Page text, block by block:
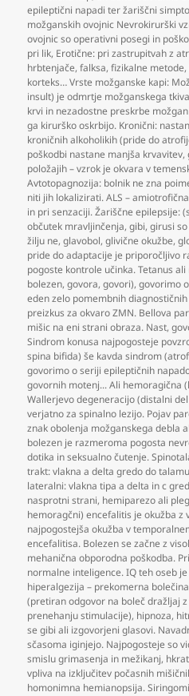
epileptični napadi ter žariščni
možganskih ovojnic Nevrokirurški
ovojnic so operativni posegi in
pri lik, Erotične: pri zastrupitvah z
hrbtenjače,falksa,fizikalne metode,
korteks… Vrste možganske kapi:
insult) je odmrtje možganskega
krvi in nezadostne preskrbe
ga kirurško oskrbijo. Kronični:
kroničnih alkoholikih (pride do
poškodbi nastane manjša krvavitev,
položajih – vzrok je okvara v
Avtotopagnozija: bolnik ne zna
niti jih lokalizirati. ALS –
in pri senzaciji. Žariščne epilepsije:
občutek mravljinčenja,gibi,girusi
žilju ne,glavobol,glivične okužbe,
pride do adaptacije je priporočljivo
pogoste kontrole učinka. Tetanus
bolezen,govora,govori),govorimo
eden zelo pomembnih
preizkus za okvaro ZMN. Bellova
mišic na eni strani obraza. Nast,
Sindrom konusa najpogosteje
spina bifida) še kavda sindrom
govorimo o seriji epileptičnih
govornih motenj... Ali hemoragična
Wallerjevo degeneracijo (distalni
verjatno za spinalno lezijo. Pojav
znak obolenja možganskega debla
bolezen je razmeroma pogosta
dotika in seksualno čutenje.
trakt: vlakna a delta gredo do
lateralni: vlakna tipa a delta in c
nasprotni strani, hemiparezo ali
hemoragčni) encefalitis je okužba z
najpogostejša okužba v
encefalitisa. Bolezen se začne z
mehanična obporodna poškodba.
normalne inteligence. IQ teh oseb
hiperalgezija – prekomerna bolečina
(pretiran odgovor na boleč dražljaj
prenehanju stimulacije), hipnoza,
se gibi ali izgovorjeni glasovi.
sčasoma iginjejo. Najpogosteje so
smislu grimasenja in mežikanj,
vpliva na izključitev počasnih
homonimna hemianopsija.